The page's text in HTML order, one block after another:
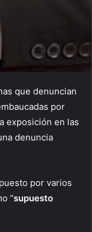
que denuncian
por
exposición en las
denuncia
por varios
“supuesto